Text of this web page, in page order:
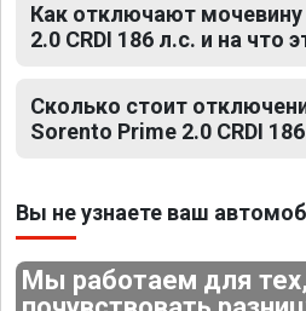
Как отключают
2.0 CRDI 186 л.с. и на что
Сколько стоит
Sorento Prime 2.0 CRDI
Вы не узнаете ваш
Мы работаем для